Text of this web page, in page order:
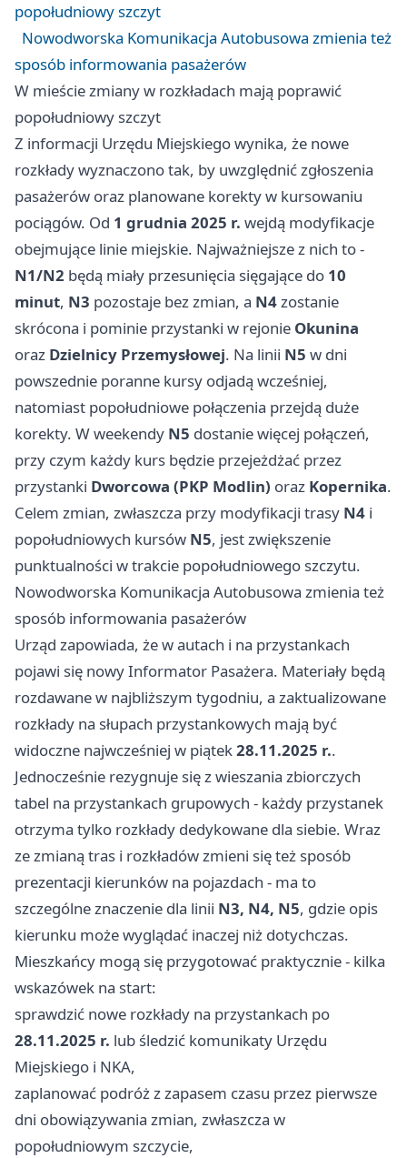
popołudniowy szczyt
Nowodworska Komunikacja Autobusowa zmienia też
sposób informowania pasażerów
W mieście zmiany w rozkładach mają poprawić
popołudniowy szczyt
Z informacji Urzędu Miejskiego wynika, że nowe
rozkłady wyznaczono tak, by uwzględnić zgłoszenia
pasażerów oraz planowane korekty w kursowaniu
pociągów. Od 1 grudnia 2025 r. wejdą modyfikacje
obejmujące linie miejskie. Najważniejsze z nich to -
N1/N2 będą miały przesunięcia sięgające do 10
minut, N3 pozostaje bez zmian, a N4zostanie
skrócona i pominie przystanki w rejonie Okunina
oraz Dzielnicy Przemysłowej. Na linii N5 w dni
powszednie poranne kursy odjadą wcześniej,
natomiast popołudniowe połączenia przejdą duże
korekty. W weekendy N5 dostanie więcej połączeń,
przy czym każdy kurs będzie przejeżdżać przez
przystanki Dworcowa (PKP Modlin) oraz Kopernika.
Celem zmian, zwłaszcza przy modyfikacji trasy N4 i
popołudniowych kursów N5, jest zwiększenie
punktualności w trakcie popołudniowego szczytu.
Nowodworska Komunikacja Autobusowa zmienia też
sposób informowania pasażerów
Urząd zapowiada, że w autach i na przystankach
pojawi się nowy Informator Pasażera. Materiały będą
rozdawane w najbliższym tygodniu, a zaktualizowane
rozkłady na słupach przystankowych mają być
widoczne najwcześniej w piątek28.11.2025 r..
Jednocześnie rezygnuje się z wieszania zbiorczych
tabel na przystankach grupowych - każdy przystanek
otrzyma tylko rozkłady dedykowane dla siebie. Wraz
ze zmianą tras i rozkładów zmieni się też sposób
prezentacji kierunków na pojazdach - ma to
szczególne znaczenie dla linii N3, N4, N5, gdzie opis
kierunku może wyglądać inaczej niż dotychczas.
Mieszkańcy mogą się przygotować praktycznie - kilka
wskazówek na start:
sprawdzić nowe rozkłady na przystankach po
28.11.2025 r. lub śledzić komunikaty Urzędu
Miejskiego i NKA,
zaplanować podróż z zapasem czasu przez pierwsze
dni obowiązywania zmian, zwłaszcza w
popołudniowym szczycie,